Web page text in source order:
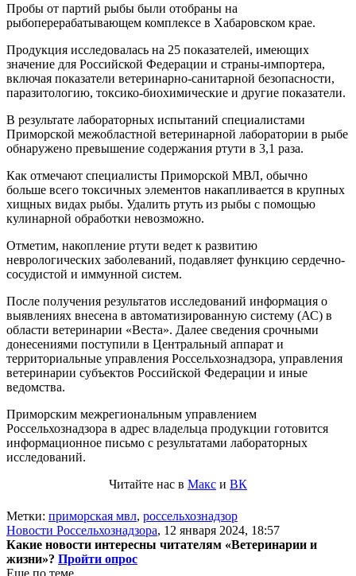
Пробы от партий рыбы были отобраны на
рыбоперерабатывающем комплексе в Хабаровском крае.
Продукция исследовалась на 25 показателей, имеющих
значение для Российской Федерации и страны-импортера,
включая показатели ветеринарно-санитарной безопасности,
паразитологию, токсико-биохимические и другие показатели.
В результате лабораторных испытаний специалистами
Приморской межобластной ветеринарной лаборатории в рыбе
обнаружено превышение содержания ртути в 3,1 раза.
Как отмечают специалисты Приморской МВЛ, обычно
больше всего токсичных элементов накапливается в крупных
хищных видах рыбы. Удалить ртуть из рыбы с помощью
кулинарной обработки невозможно.
Отметим, накопление ртути ведет к развитию
неврологических заболеваний, подавляет функцию сердечно-
сосудистой и иммунной систем.
После получения результатов исследований информация о
выявлениях внесена в автоматизированную систему (АС) в
области ветеринарии «Веста». Далее сведения срочными
донесениями поступили в Центральный аппарат и
территориальные управления Россельхознадзора, управления
ветеринарии субъектов Российской Федерации и иные
ведомства.
Приморским межрегиональным управлением
Россельхознадзора в адрес владельца продукции готовится
информационное письмо с результатами лабораторных
исследований.
Читайте нас в Макс и ВК
Метки: приморская мвл, россельхознадзор
Новости Россельхознадзора, 12 января 2024, 18:57
Какие новости интересны читателям «Ветеринарии и
жизни»? Пройти опрос
Еще по теме